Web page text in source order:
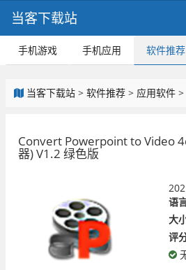
当客下载站
手机游戏 手机应用 软件推荐
当客下载站 > 软件推荐 > 应用软件 >
Convert Powerpoint to Video
器) V1.2 绿色版
语
大
评